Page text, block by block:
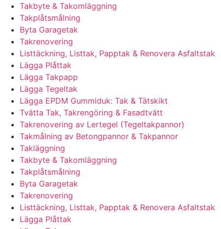
Takbyte & Takomläggning
Takplåtsmålning
Byta Garagetak
Takrenovering
Listtäckning, Listtak, Papptak & Renovera Asfaltstak
Lägga Plåttak
Lägga Takpapp
Lägga Tegeltak
Lägga EPDM Gummiduk: Tak & Tätskikt
Tvätta Tak, Takrengöring & Fasadtvätt
Takrenovering av Lertegel (Tegeltakpannor)
Takmålning av Betongpannor & Takpannor
Takläggning
Takbyte & Takomläggning
Takplåtsmålning
Byta Garagetak
Takrenovering
Listtäckning, Listtak, Papptak & Renovera Asfaltstak
Lägga Plåttak